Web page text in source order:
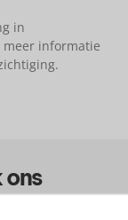
in
meer informatie
ons